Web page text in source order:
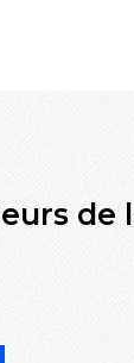
de